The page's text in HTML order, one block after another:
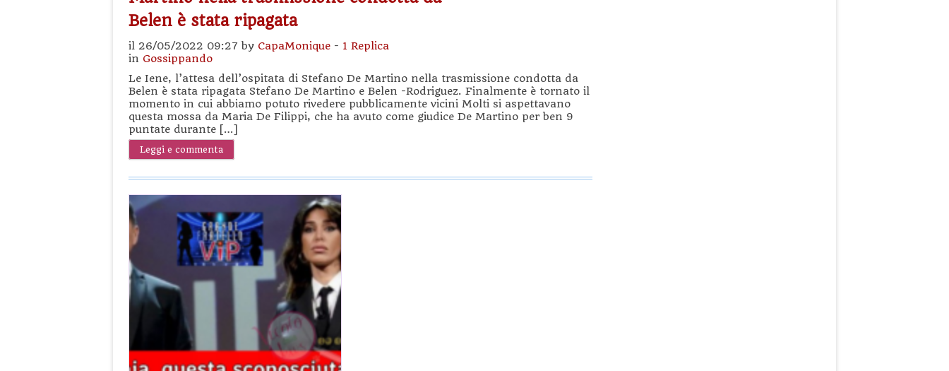
Belen è stata ripagata
il 26/05/2022 09:27 by CapaMonique - 1 Replica
in Gossippando
Le Iene, l’attesa dell’ospitata di Stefano De Martino nella trasmissione condotta da
Belen è stata ripagata Stefano De Martino e Belen -Rodriguez. Finalmente è tornato il
momento in cui abbiamo potuto rivedere pubblicamente vicini Molti si aspettavano
questa mossa da Maria De Filippi, che ha avuto come giudice De Martino per ben 9
puntate durante […]
Leggi e commenta